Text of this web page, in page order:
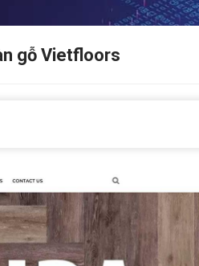
gỗ Vietfloors